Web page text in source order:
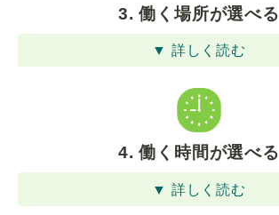
3. 働く場所が選べる
▼ 詳しく読む
4. 働く時間が選べる
▼ 詳しく読む